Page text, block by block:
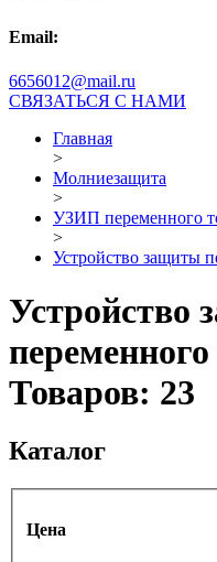
Email:
6656012@mail.ru
СВЯЗАТЬСЯ С НАМИ
Главная
>
Молниезащита
>
УЗИП переменного
>
Устройство защиты
Устройство
Товаров: 23
Каталог
Цена